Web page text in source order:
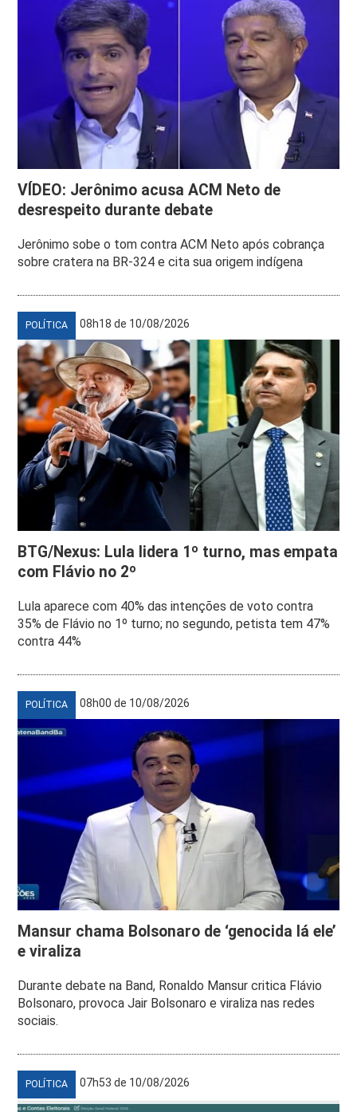
VÍDEO: Jerônimo acusa ACM Neto de
desrespeito durante debate
Jerônimo sobe o tom contra ACM Neto após cobrança
sobre cratera na BR-324 e cita sua origem indígena
POLÍTICA 08h18 de 10/08/2026
BTG/Nexus: Lula lidera 1º turno, mas empata
com Flávio no 2º
Lula aparece com 40% das intenções de voto contra
35% de Flávio no 1º turno; no segundo, petista tem 47%
contra 44%
POLÍTICA 08h00 de 10/08/2026
Mansur chama Bolsonaro de ‘genocida lá ele’
e viraliza
Durante debate na Band, Ronaldo Mansur critica Flávio
Bolsonaro, provoca Jair Bolsonaro e viraliza nas redes
sociais.
POLÍTICA 07h53 de 10/08/2026